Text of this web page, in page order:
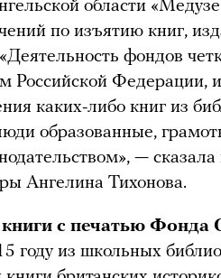
области
по изъятию книг,
фондов
Российской Федерации,
каких-либо книг из
образованные,
— сказала
Ангелина Тихонова.
с печатью Фонда
году из школьных